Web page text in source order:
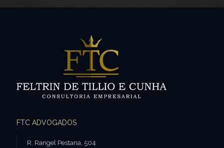
FTC ADVOGADOS
R. Rangel Pestana, 504